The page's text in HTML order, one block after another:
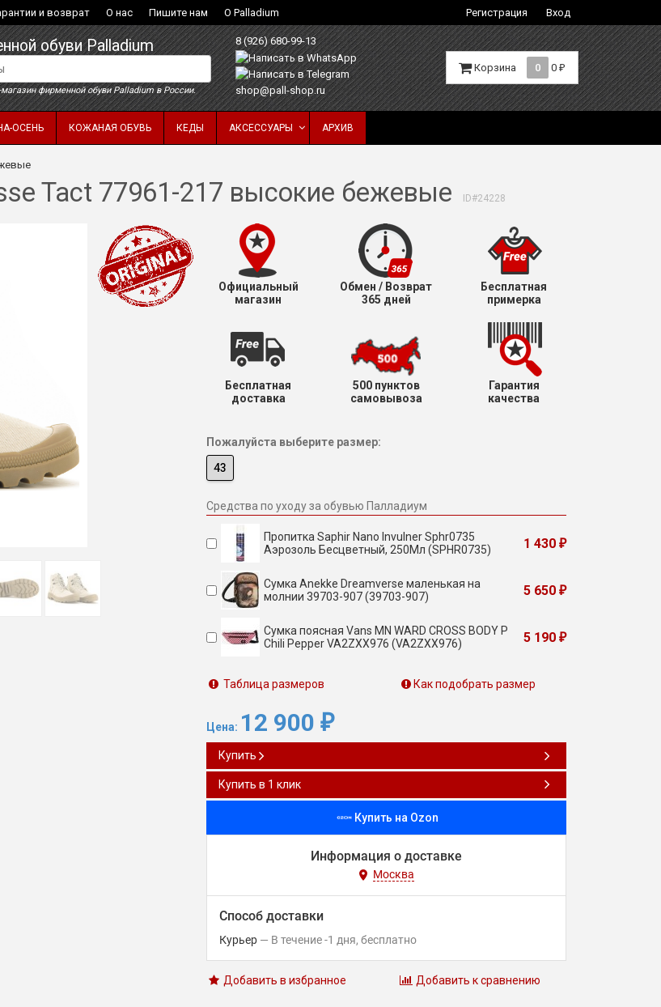
и возврат О нас Пишите нам О Palladium Регистрация Вход
обуви Palladium
фирменной обуви Palladium в России.
8 (926) 680-99-13
shop@pall-shop.ru
Корзина 0 0 ₽
ОСЕНЬ КОЖАНАЯ ОБУВЬ КЕДЫ АКСЕССУАРЫ АРХИВ
Tact 77961-217 высокие бежевые ID#24228
Официальный
магазин
Обмен / Возврат
365 дней
Бесплатная
примерка
Бесплатная
доставка
500 пунктов
самовывоза
Гарантия
качества
Пожалуйста выберите размер:
43
Средства по уходу за обувью Палладиум
Пропитка Saphir Nano Invulner Sphr0735
Аэрозоль Бесцветный, 250Мл (SPHR0735)
1 430 ₽
Сумка Anekke Dreamverse маленькая на
молнии 39703-907 (39703-907)
5 650 ₽
Сумка поясная Vans MN WARD CROSS BODY P
Chili Pepper VA2ZXX976 (VA2ZXX976)
5 190 ₽
Таблица размеров Как подобрать размер
Цена: 12 900 ₽
Купить
Купить в 1 клик
Купить на Ozon
Информация о доставке
Москва
Способ доставки
Курьер В течение-1 дня Бесплатно
Добавить в избранное Добавить к сравнению